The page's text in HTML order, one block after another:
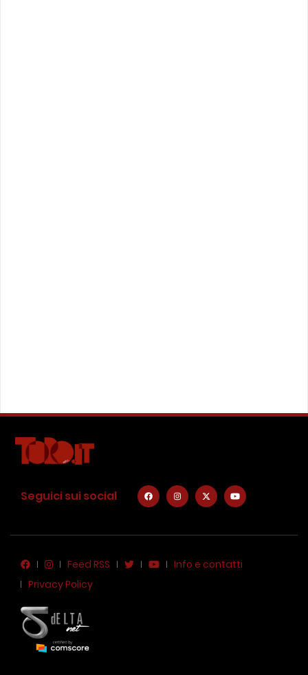
Seguici sui social
Feed RSS
Info e contatti
Privacy Policy